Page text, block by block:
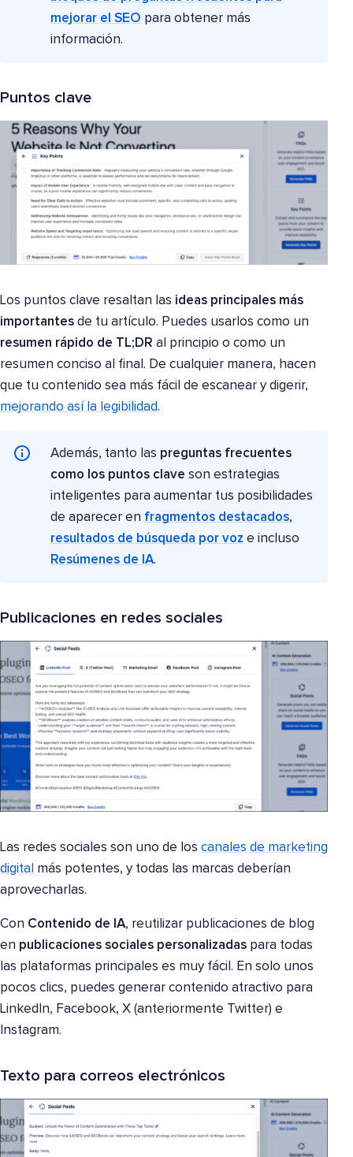
mejorar el SEO para obtener más
información.
Puntos clave
Los puntos clave resaltan las ideas principales más
importantes de tu artículo. Puedes usarlos como un
resumen rápido de TL;DR al principio o como un
resumen conciso al final. De cualquier manera, hacen
que tu contenido sea más fácil de escanear y digerir,
mejorando así la legibilidad.
Además, tanto las preguntas frecuentes
como los puntos clave son estrategias
inteligentes para aumentar tus posibilidades
de aparecer en fragmentos destacados,
resultados de búsqueda por voz e incluso
Resúmenes de IA.
Publicaciones en redes sociales
Las redes sociales son uno de los canales de marketing
digital más potentes, y todas las marcas deberían
aprovecharlas.
Con Contenido de IA, reutilizar publicaciones de blog
en publicaciones sociales personalizadas para todas
las plataformas principales es muy fácil. En solo unos
pocos clics, puedes generar contenido atractivo para
LinkedIn, Facebook, X (anteriormente Twitter) e
Instagram.
Texto para correos electrónicos